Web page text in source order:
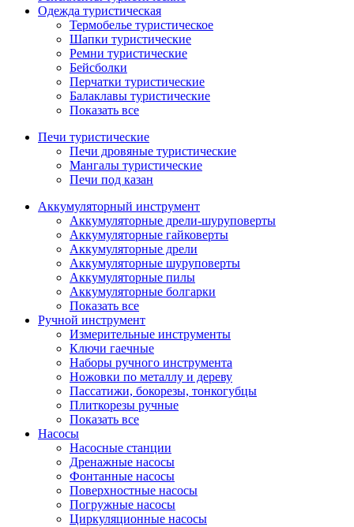
Одежда туристическая
Термобелье туристическое
Шапки туристические
Ремни туристические
Бейсболки
Перчатки туристические
Балаклавы туристические
Показать все
Печи туристические
Печи дровяные туристические
Мангалы туристические
Печи под казан
Аккумуляторный инструмент
Аккумуляторные дрели-шуруповерты
Аккумуляторные гайковерты
Аккумуляторные дрели
Аккумуляторные шуруповерты
Аккумуляторные пилы
Аккумуляторные болгарки
Показать все
Ручной инструмент
Измерительные инструменты
Ключи гаечные
Наборы ручного инструмента
Ножовки по металлу и дереву
Пассатижи, бокорезы, тонкогубцы
Плиткорезы ручные
Показать все
Насосы
Насосные станции
Дренажные насосы
Фонтанные насосы
Поверхностные насосы
Погружные насосы
Циркуляционные насосы